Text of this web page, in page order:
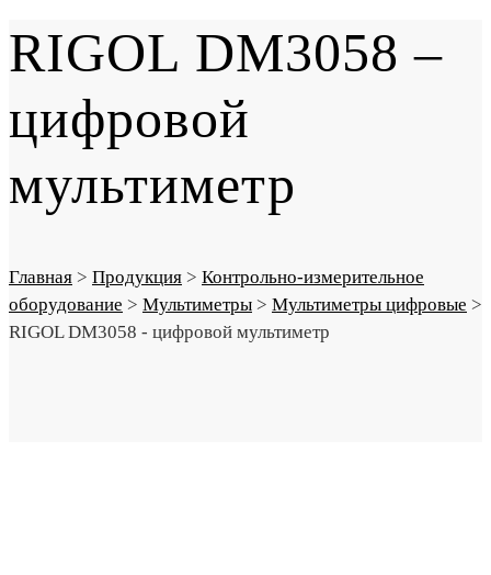
RIGOL DM3058 –
цифровой
мультиметр
Главная > Продукция > Контрольно-измерительное
оборудование > Мультиметры > Мультиметры цифровые >
RIGOL DM3058 - цифровой мультиметр